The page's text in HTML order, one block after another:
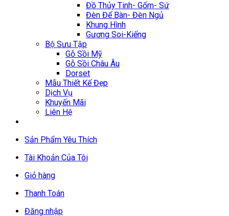
Đồ Thủy Tinh- Gốm- Sứ
Đèn Để Bàn- Đèn Ngủ
Khung Hình
Gương Soi-Kiếng
Bộ Sưu Tập
Gỗ Sồi Mỹ
Gỗ Sồi Châu Âu
Dorset
Mẫu Thiết Kế Đẹp
Dịch Vụ
Khuyến Mãi
Liên Hệ
Sản Phẩm Yêu Thích
Tài Khoản Của Tôi
Giỏ hàng
Thanh Toán
Đăng nhập